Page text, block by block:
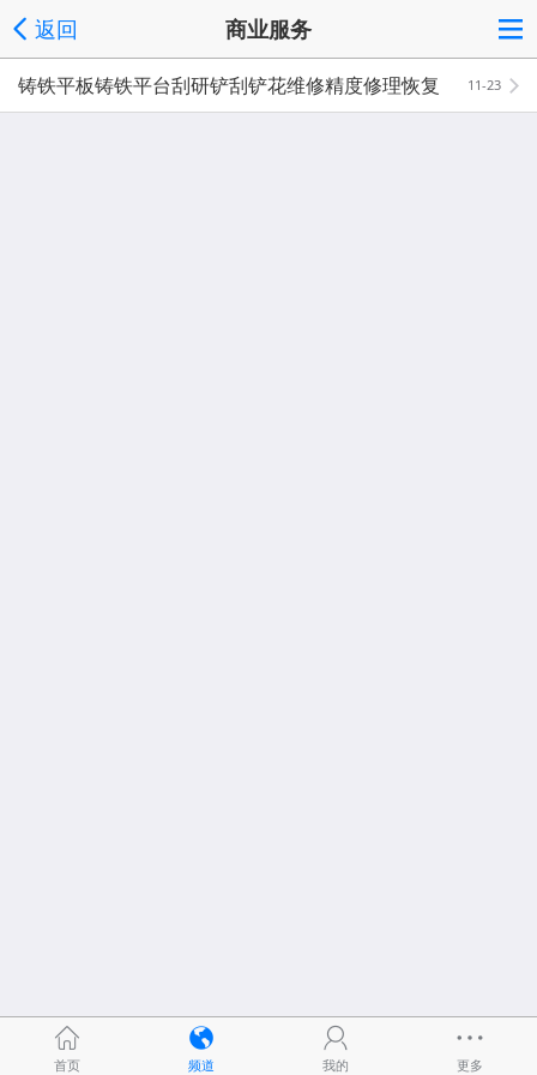
返回 商业服务
11-23
铸铁平板铸铁平台刮研铲刮铲花维修精度修理恢复
首页 频道 我的 更多